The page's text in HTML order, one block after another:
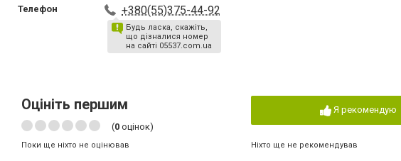
Телефон +380(55)375-44-92
Будь ласка, скажіть,
що дізналися номер
на сайті 05537.com.ua
Оцініть першим
(0 оцінок)
Поки ще ніхто не оцінював
Я рекомендую
Ніхто ще не рекомендував